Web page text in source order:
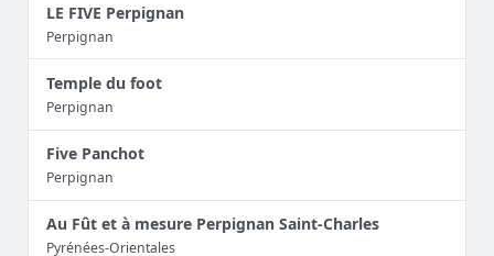
LE FIVE Perpignan
Perpignan
Temple du foot
Perpignan
Five Panchot
Perpignan
Au Fût et à mesure Perpignan Saint-Charles
Pyrénées-Orientales